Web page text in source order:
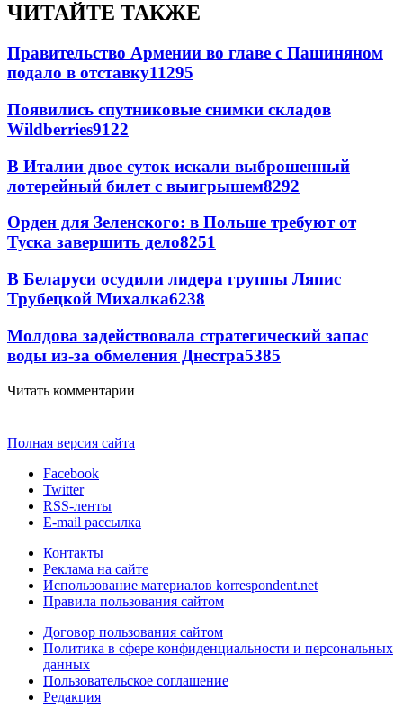
ЧИТАЙТЕ ТАКЖЕ
Правительство Армении во главе с Пашиняном
подало в отставку11295
Появились спутниковые снимки складов
Wildberries9122
В Италии двое суток искали выброшенный
лотерейный билет с выигрышем8292
Орден для Зеленского: в Польше требуют от
Туска завершить дело8251
В Беларуси осудили лидера группы Ляпис
Трубецкой Михалка6238
Молдова задействовала стратегический запас
воды из-за обмеления Днестра5385
Читать комментарии
Полная версия сайта
Facebook
Twitter
RSS-ленты
E-mail рассылка
Контакты
Реклама на сайте
Использование материалов korrespondent.net
Правила пользования сайтом
Договор пользования сайтом
Политика в сфере конфиденциальности и персональных
данных
Пользовательское соглашение
Редакция